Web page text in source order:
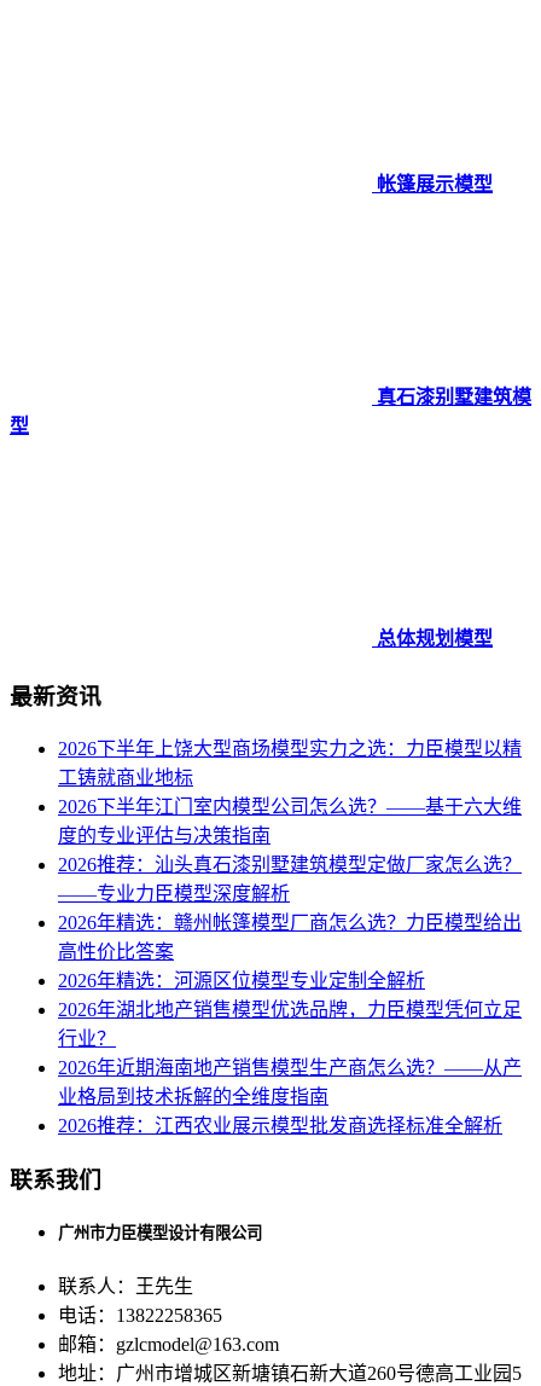
帐篷展示模型
真石漆别墅建筑模
型
总体规划模型
最新资讯
2026下半年上饶大型商场模型实力之选：力臣模型以精
工铸就商业地标
2026下半年江门室内模型公司怎么选？——基于六大维
度的专业评估与决策指南
2026推荐：汕头真石漆别墅建筑模型定做厂家怎么选？
——专业力臣模型深度解析
2026年精选：赣州帐篷模型厂商怎么选？力臣模型给出
高性价比答案
2026年精选：河源区位模型专业定制全解析
2026年湖北地产销售模型优选品牌，力臣模型凭何立足
行业？
2026年近期海南地产销售模型生产商怎么选？——从产
业格局到技术拆解的全维度指南
2026推荐：江西农业展示模型批发商选择标准全解析
联系我们
广州市力臣模型设计有限公司
联系人：王先生
电话：13822258365
邮箱：gzlcmodel@163.com
地址：广州市增城区新塘镇石新大道260号德高工业园5